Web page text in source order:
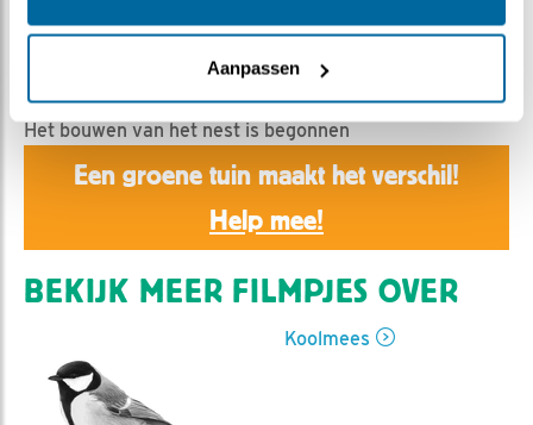
Aanpassen
De eerste materialen
gonedigiscoping | Geplaatst op 2 april 2017, 10:27 |
Het bouwen van het nest is begonnen
Een groene tuin maakt het verschil!
Help mee!
BEKIJK MEER FILMPJES OVER
Koolmees